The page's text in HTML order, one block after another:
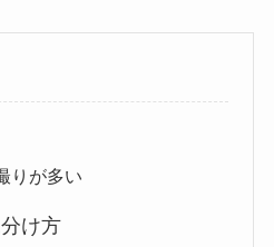
りが多い
け方